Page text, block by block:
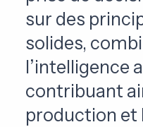
sur des
solides,
l’intelligence
contribuant
production et